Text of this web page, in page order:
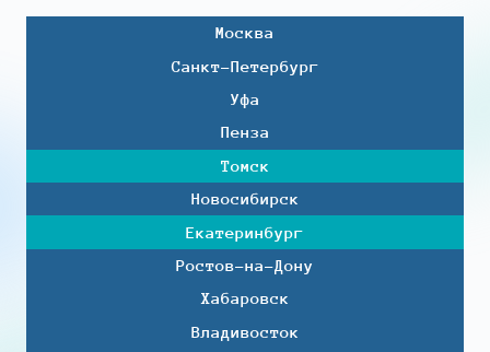
Москва
Санкт-Петербург
Уфа
Пенза
Томск
Новосибирск
Екатеринбург
Ростов-на-Дону
Хабаровск
Владивосток